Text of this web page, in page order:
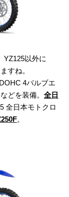
YZ125以外に
すね。
4バルブエ
どを装備。 全日
全日本モトクロ
。